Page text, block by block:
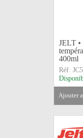
JELT •
400ml
Réf:
ajouter